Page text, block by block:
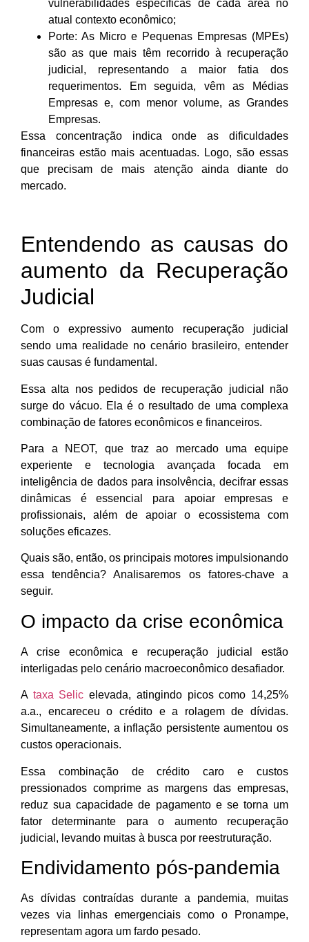
vulnerabilidades específicas de cada área no
atual contexto econômico;
Porte: As Micro e Pequenas Empresas (MPEs)
são as que mais têm recorrido à recuperação
judicial, representando a maior fatia dos
requerimentos. Em seguida, vêm as Médias
Empresas e, com menor volume, as Grandes
Empresas.
Essa concentração indica onde as dificuldades
financeiras estão mais acentuadas. Logo, são essas
que precisam de mais atenção ainda diante do
mercado.
Entendendo as causas do
aumento da Recuperação
Judicial
Com o expressivo aumento recuperação judicial
sendo uma realidade no cenário brasileiro, entender
suas causas é fundamental.
Essa alta nos pedidos de recuperação judicial não
surge do vácuo. Ela é o resultado de uma complexa
combinação de fatores econômicos e financeiros.
Para a NEOT, que traz ao mercado uma equipe
experiente e tecnologia avançada focada em
inteligência de dados para insolvência, decifrar essas
dinâmicas é essencial para apoiar empresas e
profissionais, além de apoiar o ecossistema com
soluções eficazes.
Quais são, então, os principais motores impulsionando
essa tendência? Analisaremos os fatores-chave a
seguir.
O impacto da crise econômica
A crise econômica e recuperação judicial estão
interligadas pelo cenário macroeconômico desafiador.
A taxa Selic elevada, atingindo picos como 14,25%
a.a., encareceu o crédito e a rolagem de dívidas.
Simultaneamente, a inflação persistente aumentou os
custos operacionais.
Essa combinação de crédito caro e custos
pressionados comprime as margens das empresas,
reduz sua capacidade de pagamento e se torna um
fator determinante para o aumento recuperação
judicial, levando muitas à busca por reestruturação.
Endividamento pós-pandemia
As dívidas contraídas durante a pandemia, muitas
vezes via linhas emergenciais como o Pronampe,
representam agora um fardo pesado.